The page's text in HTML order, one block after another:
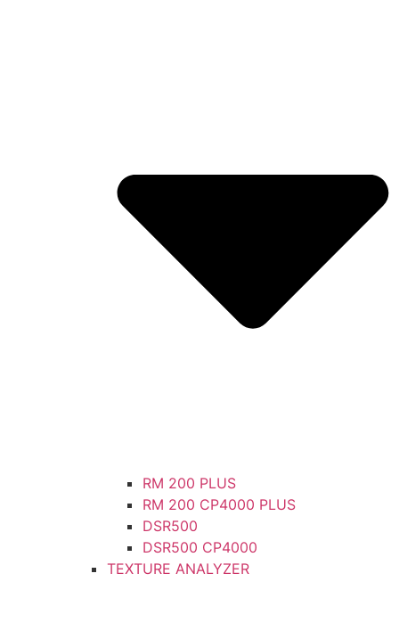
RM 200 PLUS
RM 200 CP4000 PLUS
DSR500
DSR500 CP4000
TEXTURE ANALYZER